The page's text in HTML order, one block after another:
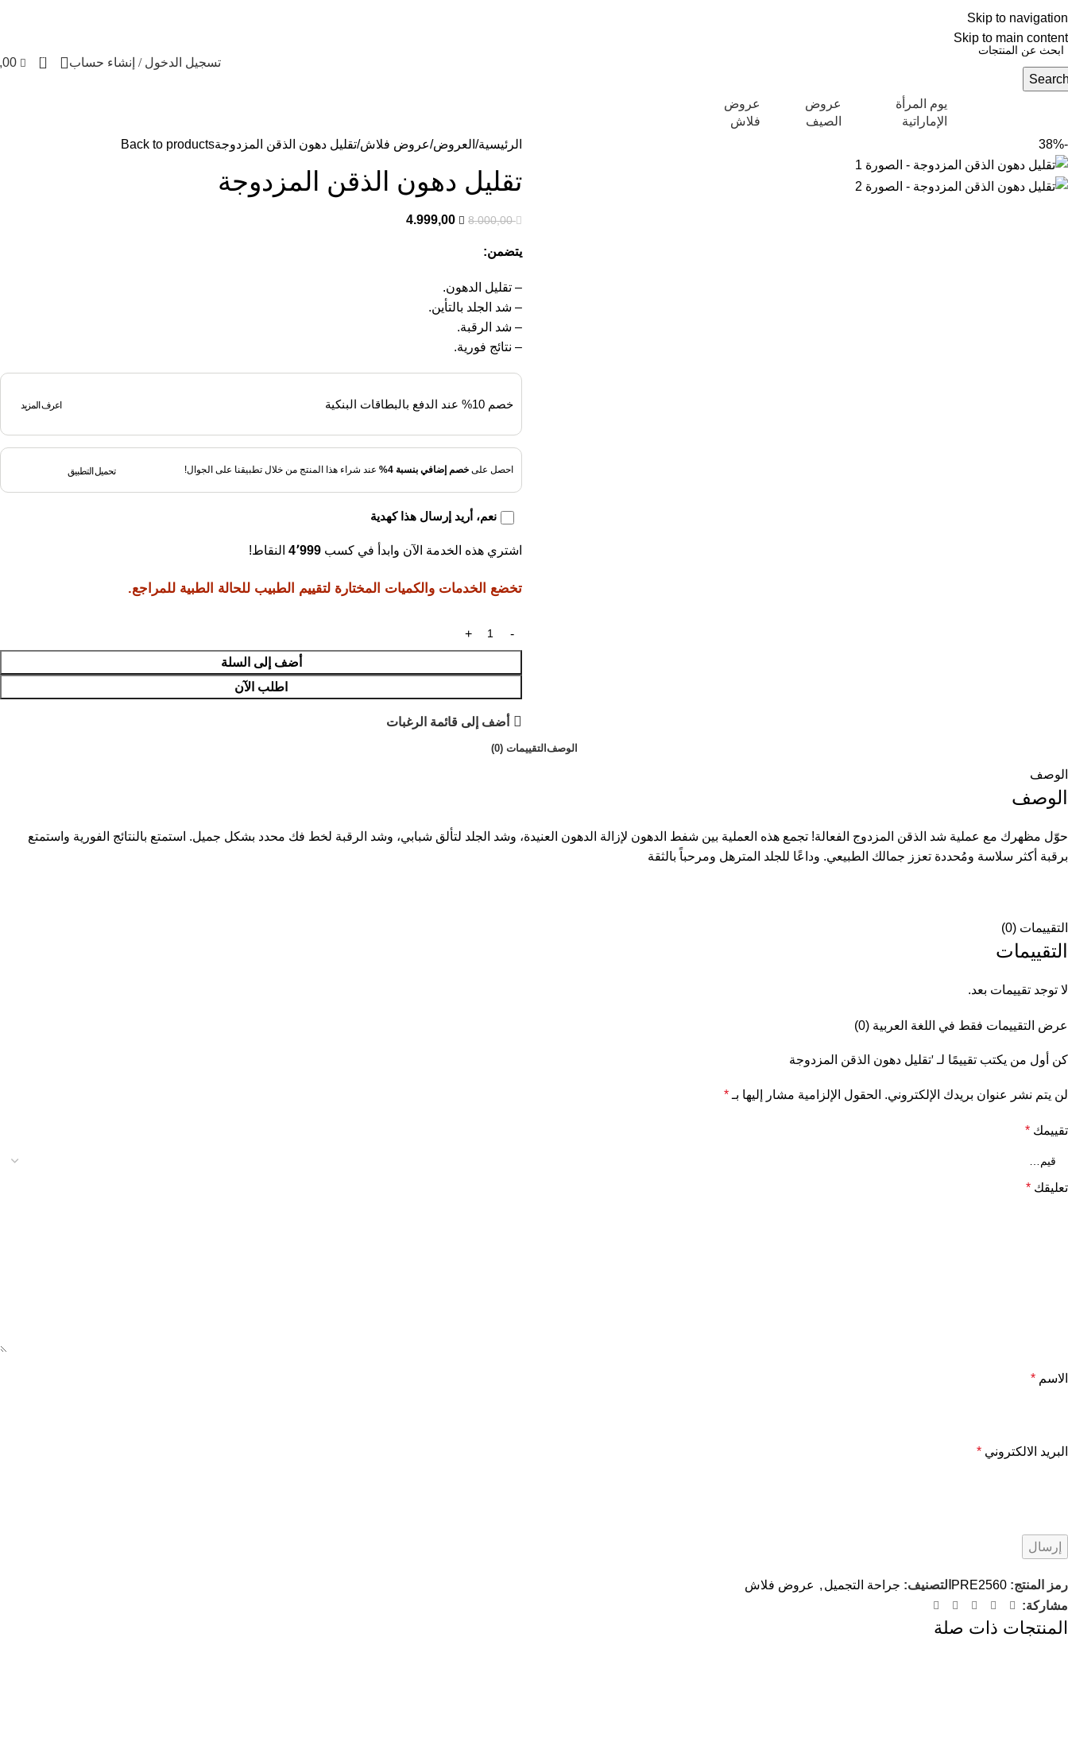
Skip to navigation
Skip to main content
العربيةNEW OFFERS ARE COMING EVERY DAY, BUY MORE GET MORE.....
تسجيل الدخول / إنشاء حساب 0
يوم المرأة
الإماراتية
عروض
الصيف
عروض
فلاش
-38%
الرئيسية العروض عروض فلاش تقليل دهون الذقن المزدوجةBack to products
تقليل دهون الذقن المزدوجة
8.000,00
4.999,00
يتضمن:
– تقليل الدهون.
– شد الجلد بالتأين.
– شد الرقبة.
– نتائج فورية.
خصم 10% عند الدفع بالبطاقات البنكية اعرف المزيد
احصل على خصم إضافي بنسبة 4% عند شراء هذا المنتج من خلال تطبيقنا على الجوال! تحميل التطبيق
نعم، أريد إرسال هذا كهدية
اشتري هذه الخدمة الآن وابدأ في كسب 4٬999 النقاط!
أضف إلى السلة
اطلب الآن
تخضع الخدمات والكميات المختارة لتقييم الطبيب للحالة الطبية للمراجع.
أضف إلى قائمة الرغبات
الوصفالتقييمات (0)
الوصف
الوصف
حوّل مظهرك مع عملية شد الذقن المزدوج الفعالة! تجمع هذه العملية بين شفط الدهون لإزالة الدهون العنيدة، وشد الجلد لتألق شبابي، وشد الرقبة لخط فك محدد بشكل جميل. استمتع بالنتائج الفورية واستمتع
برقبة أكثر سلاسة ومُحددة تعزز جمالك الطبيعي. وداعًا للجلد المترهل ومرحباً بالثقة
التقييمات (0)
التقييمات
لا توجد تقييمات بعد.
عرض التقييمات فقط في اللغة العربية (0)
كن أول من يكتب تقييمًا لـ 'تقليل دهون الذقن المزدوجة
لن يتم نشر عنوان بريدك الإلكتروني. الحقول الإلزامية مشار إليها بـ *
تقييمك *
تعليقك *
الاسم *
البريد الالكتروني *
رمز المنتج: PRE2560 التصنيف: جراحة التجميل , عروض فلاش
مشاركة:
المنتجات ذات صلة